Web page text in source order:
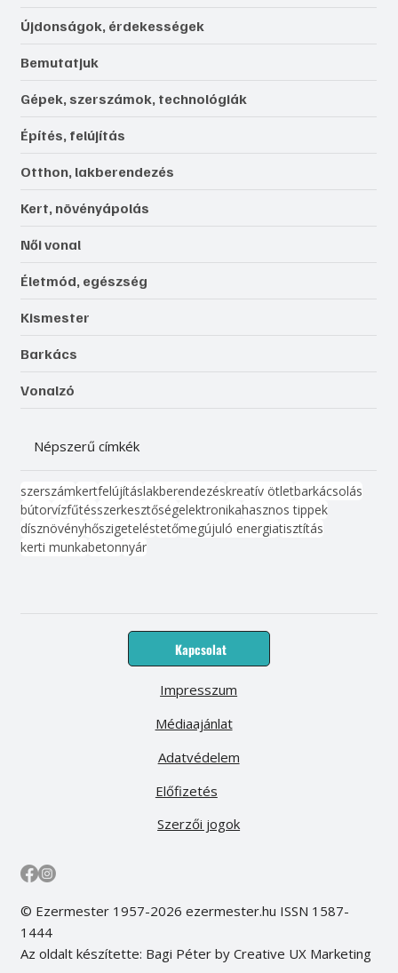
Újdonságok, érdekességek
Bemutatjuk
Gépek, szerszámok, technológiák
Építés, felújítás
Otthon, lakberendezés
Kert, növényápolás
Női vonal
Életmód, egészség
Kismester
Barkács
Vonalzó
Népszerű címkék
szerszámkertfelújításlakberendezéskreatív ötletbarkácsolás
bútorvízfűtésszerkesztőségelektronikahasznos tippek
dísznövényhőszigeteléstetőmegújuló energiatisztítás
kerti munkabetonnyár
Kapcsolat
Médiaajánlat
Előfizetés
Impresszum
Adatvédelem
Szerzői jogok
© Ezermester 1957-2026 ezermester.hu ISSN 1587-
1444
Az oldalt készítette: Bagi Péter by Creative UX Marketing